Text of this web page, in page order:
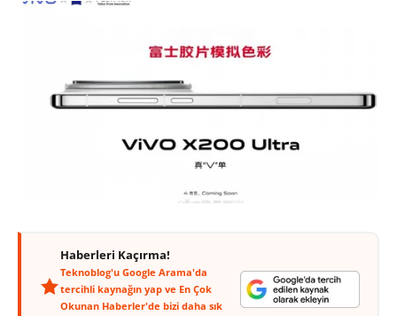
Haberleri Kaçırma!
Teknoblog'u Google Arama'da
tercihli kaynağın yap ve En Çok
Okunan Haberler'de bizi daha sık